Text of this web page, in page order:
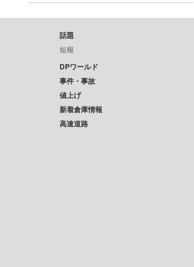
話題
短報
DPワールド
事件・事故
値上げ
新着倉庫情報
高速道路